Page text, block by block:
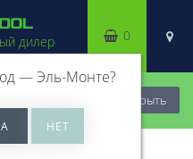
Закрыть
дилер
—Эль-Монте?
0